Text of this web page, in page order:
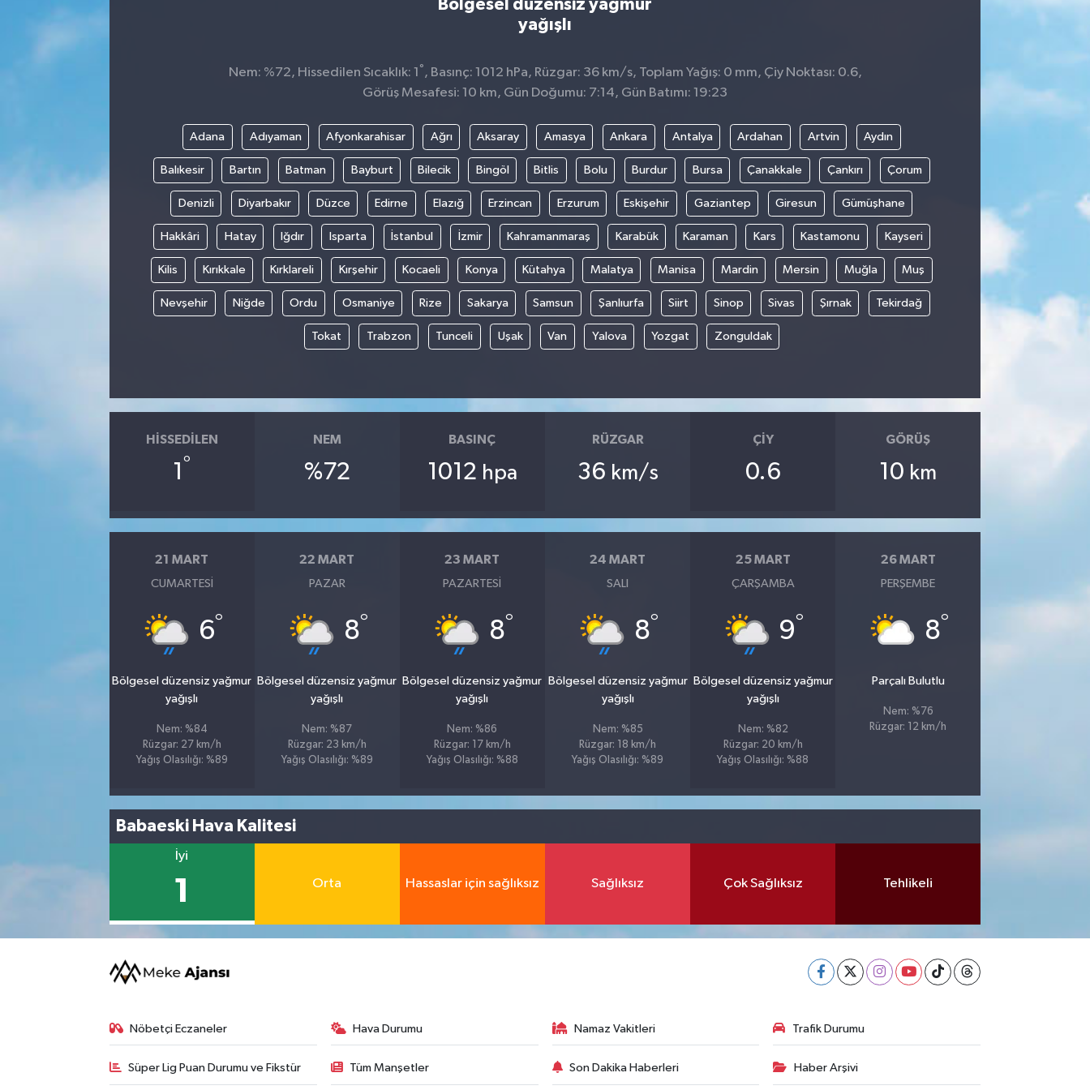
Bölgesel düzensiz yağmur
yağışlı
Nem: %72, Hissedilen Sıcaklık: 1 ° , Basınç: 1012 hPa, Rüzgar: 36 km/s, Toplam Yağış: 0 mm, Çiy Noktası: 0.6,
Görüş Mesafesi: 10 km, Gün Doğumu: 7:14, Gün Batımı: 19:23
Adana Adıyaman Afyonkarahisar Ağrı Aksaray Amasya Ankara Antalya Ardahan Artvin Aydın
Balıkesir Bartın Batman Bayburt Bilecik Bingöl Bitlis Bolu Burdur Bursa Çanakkale Çankırı Çorum
Denizli Diyarbakır Düzce Edirne Elazığ Erzincan Erzurum Eskişehir Gaziantep Giresun Gümüşhane
Hakkâri Hatay Iğdır Isparta İstanbul İzmir Kahramanmaraş Karabük Karaman Kars Kastamonu Kayseri
Kilis Kırıkkale Kırklareli Kırşehir Kocaeli Konya Kütahya Malatya Manisa Mardin Mersin Muğla Muş
Nevşehir Niğde Ordu Osmaniye Rize Sakarya Samsun Şanlıurfa Siirt Sinop Sivas Şırnak Tekirdağ
Tokat Trabzon Tunceli Uşak Van Yalova Yozgat Zonguldak
HISSEDILEN
1 °
NEM
%72
BASINÇ
1012 hpa
RÜZGAR
36 km/s
ÇIY
0.6
GÖRÜŞ
10 km
21 MART
CUMARTESI
6°
Bölgesel düzensiz yağmur
yağışlı
Nem: %84
Rüzgar: 27 km/h
Yağış Olasılığı: %89
22 MART
PAZAR
8°
Bölgesel düzensiz yağmur
yağışlı
Nem: %87
Rüzgar: 23 km/h
Yağış Olasılığı: %89
23 MART
PAZARTESI
8°
Bölgesel düzensiz yağmur
yağışlı
Nem: %86
Rüzgar: 17 km/h
Yağış Olasılığı: %88
24 MART
SALI
8°
Bölgesel düzensiz yağmur
yağışlı
Nem: %85
Rüzgar: 18 km/h
Yağış Olasılığı: %89
25 MART
ÇARŞAMBA
9°
Bölgesel düzensiz yağmur
yağışlı
Nem: %82
Rüzgar: 20 km/h
Yağış Olasılığı: %88
26 MART
PERŞEMBE
8°
Parçalı Bulutlu
Nem: %76
Rüzgar: 12 km/h
Babaeski Hava Kalitesi
İyi
1 Orta Hassaslar için sağlıksız Sağlıksız Çok Sağlıksız Tehlikeli
Nöbetçi Eczaneler Hava Durumu Namaz Vakitleri Trafik Durumu
Süper Lig Puan Durumu ve Fikstür Tüm Manşetler Son Dakika Haberleri Haber Arşivi